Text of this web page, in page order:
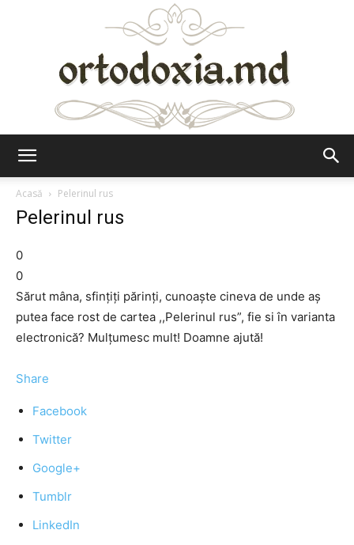
Acasă
Pelerinul rus
Pelerinul rus
0
0
Sărut mâna, sfinţiţi părinţi, cunoaşte cineva de unde aş
putea face rost de cartea ,,Pelerinul rus”, fie si în varianta
electronică? Mulţumesc mult! Doamne ajută!
Share
Facebook
Twitter
Google+
Tumblr
LinkedIn